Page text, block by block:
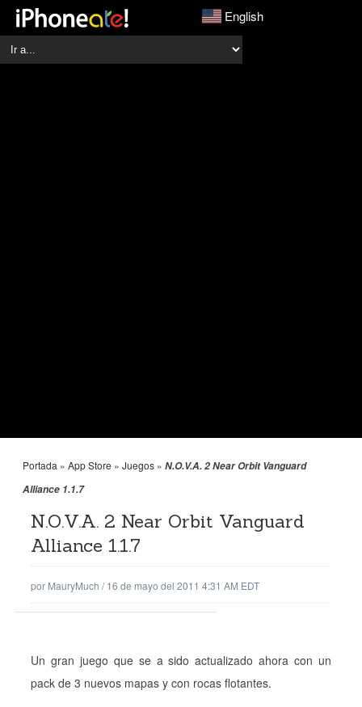
English
Portada » App Store » Juegos » N.O.V.A. 2 Near Orbit Vanguard
Alliance 1.1.7
N.O.V.A. 2 Near Orbit Vanguard
Alliance 1.1.7
por MauryMuch /16 de mayo del 2011 4:31 AM EDT
Un gran juego que se a sido actualizado ahora con un
pack de 3 nuevos mapas y con rocas flotantes.